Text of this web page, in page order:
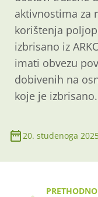
aktivnostima za
korištenja
izbrisano iz
imati obvezu
dobivenih na
koje je izbrisano.
20. studenoga
PRETHODNO